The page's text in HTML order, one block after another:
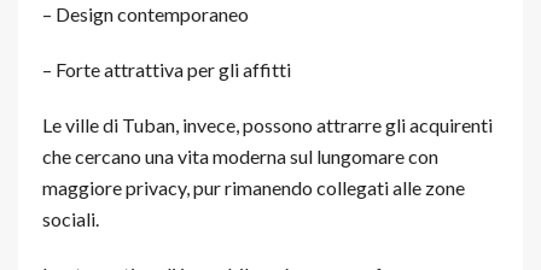
– Design contemporaneo
– Forte attrattiva per gli affitti
Le ville di Tuban, invece, possono attrarre gli acquirenti
che cercano una vita moderna sul lungomare con
maggiore privacy, pur rimanendo collegati alle zone
sociali.